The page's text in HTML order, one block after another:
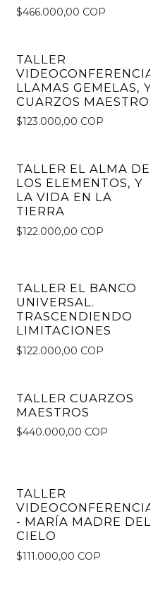
$466.000,00 COP
TALLER
VIDEOCONFERENCIA-
LLAMAS GEMELAS, Y
CUARZOS MAESTROS
$123.000,00 COP
TALLER EL ALMA DE
LOS ELEMENTOS, Y
LA VIDA EN LA
TIERRA
$122.000,00 COP
TALLER EL BANCO
UNIVERSAL.
TRASCENDIENDO
LIMITACIONES
$122.000,00 COP
TALLER CUARZOS
MAESTROS
$440.000,00 COP
TALLER
VIDEOCONFERENCIA
- MARÍA MADRE DEL
CIELO
$111.000,00 COP